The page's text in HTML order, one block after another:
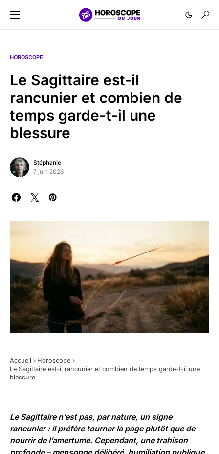
HOROSCOPE
Le Sagittaire est-il
rancunier et combien de
temps garde-t-il une
blessure
Stéphanie
7 juin 2026
Accueil > Horoscope >
Le Sagittaire est-il rancunier et combien de temps garde-t-il une
blessure
Le Sagittaire n’est pas, par nature, un signe
rancunier : il préfère tourner la page plutôt que de
nourrir de l’amertume. Cependant, une trahison
profonde – mensonge délibéré, humiliation publique,